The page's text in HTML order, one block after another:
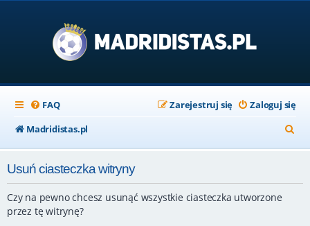
FAQ Zaloguj się
Zarejestruj się
Madridistas.pl
z
Usuń ciasteczka witryny
Czy na pewno chcesz usunąć wszystkie ciasteczka utworzone
przez tę witrynę?